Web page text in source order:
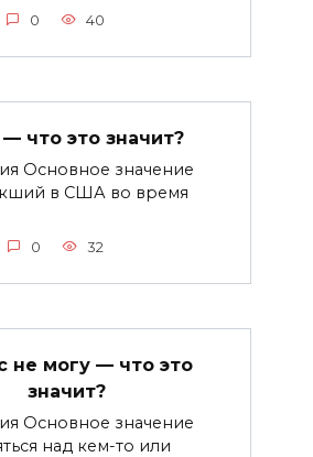
0 40
что это значит?
Основное значение
в США во время
0 32
не могу — что это
значит?
Основное значение
над кем-то или